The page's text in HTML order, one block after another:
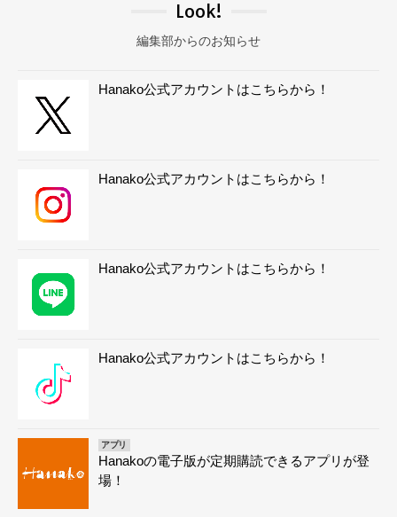
Look!
編集部からのお知らせ
Hanako公式アカウントはこちらから！
Hanako公式アカウントはこちらから！
Hanako公式アカウントはこちらから！
Hanako公式アカウントはこちらから！
アプリ
Hanakoの電子版が定期購読できるアプリが登
場！